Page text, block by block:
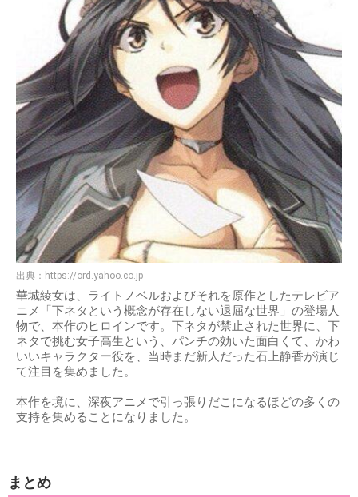
出典： https://ord.yahoo.co.jp
華城綾女は、ライトノベルおよびそれを原作としたテレビア
ニメ「下ネタという概念が存在しない退屈な世界」の登場人
物で、本作のヒロインです。下ネタが禁止された世界に、下
ネタで挑む女子高生という、パンチの効いた面白くて、かわ
いいキャラクター役を、当時まだ新人だった石上静香が演じ
て注目を集めました。
本作を境に、深夜アニメで引っ張りだこになるほどの多くの
支持を集めることになりました。
まとめ